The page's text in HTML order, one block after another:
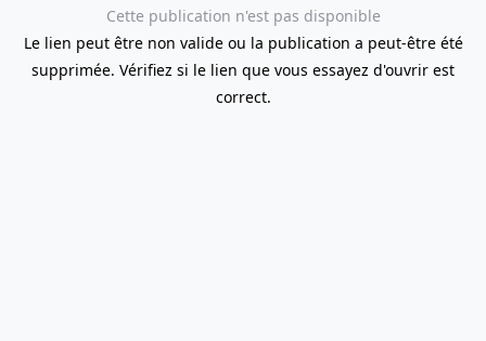
Cette publication n'est pas disponible
Le lien peut être non valide ou la publication a peut-être été
supprimée. Vérifiez si le lien que vous essayez d'ouvrir est
correct.